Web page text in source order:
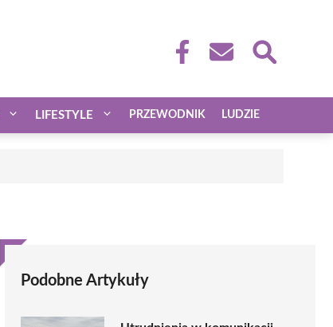
LIFESTYLE PRZEWODNIK LUDZIE
Podobne Artykuły